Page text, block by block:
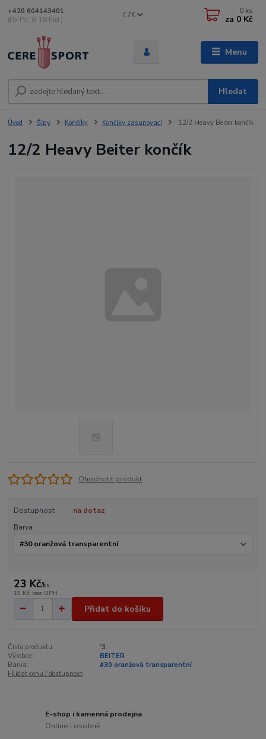
Menu
CZK
Hledat
+420 604143401
(Po-Pá, 8-18 hod.)
0 ks
za 0 Kč
Úvod Šípy Končíky Končíky zasunovací 12/2 Heavy Beiter končík
12/2 Heavy Beiter končík
Ohodnotit produkt
Dostupnost
na dotaz
Barva
23 Kč/ks
19 Kč bez DPH
Přidat do košíku
Číslo produktu:
'3
Výrobce:
BEITER
Barva:
#30 oranžová transparentní
Hlídat cenu / dostupnost
E-shop i kamenná prodejna
Online i osobně